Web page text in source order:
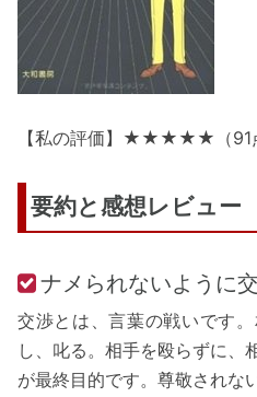
【私の評価】★★★★★（91
要約と感想レビュー
ナメられないように
交渉とは、言葉の戦いです
し、叱る。相手を殴らずに、
が最終目的です。尊敬されな